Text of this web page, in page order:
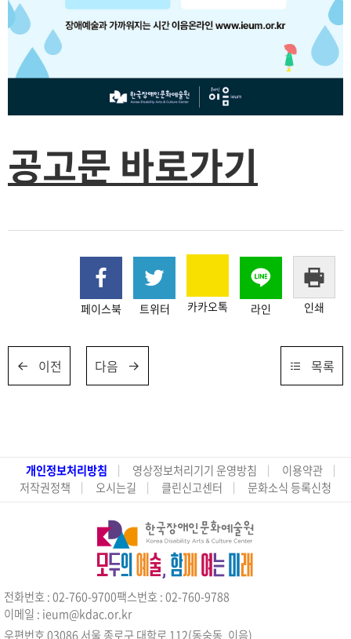
공고문 바로가기
페이스북 트위터 카카오톡 라인 인쇄
이전 다음 목록
개인정보처리방침 영상정보처리기기 운영방침
이용약관
저작권정책
오시는길 클린신고센터 문화소식 등록신청
전화번호 : 02-760-9700팩스번호 : 02-760-9788
이메일 : ieum@kdac.or.kr
우편번호 03086 서울 종로구 대학로 112(동숭동, 이음)